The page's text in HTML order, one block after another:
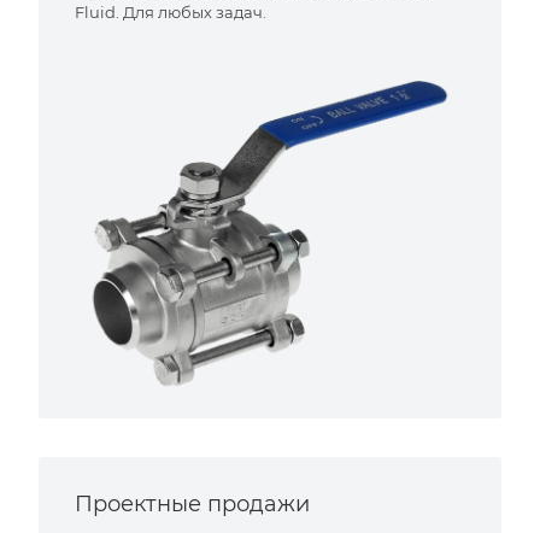
Fluid. Для любых задач.
Проектные продажи